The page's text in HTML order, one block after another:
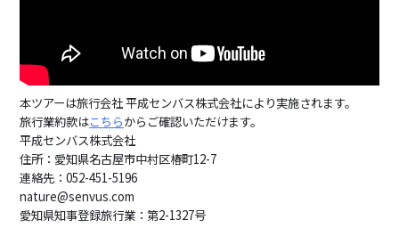
本ツアーは旅行会社 平成センバス株式会社により実施されます。
旅行業約款はこちらからご確認いただけます。
平成センバス株式会社
住所：愛知県名古屋市中村区椿町12-7
連絡先：052-451-5196
nature@senvus.com
愛知県知事登録旅行業：第2-1327号